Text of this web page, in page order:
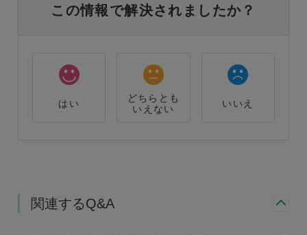
この情報で解決されましたか？
はい
どちらとも
いえない
いいえ
関連するQ&A